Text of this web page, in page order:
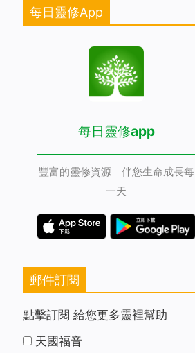
每日靈修App
每日靈修app
豐富的靈修資源 伴您生命成長每
一天
郵件訂閱
點擊訂閱 給您更多靈裡幫助
天國福音